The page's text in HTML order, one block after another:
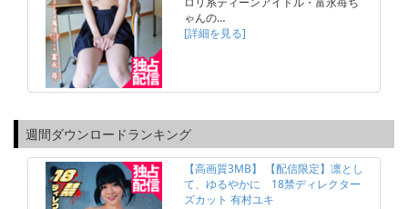
ゃんの…
[詳細を見る]
週間ダウンロードランキング
【高画質3MB】 【配信限定】凛とし
て、ゆるやかに 18禁ディレクター
ズカット 有村ユキ